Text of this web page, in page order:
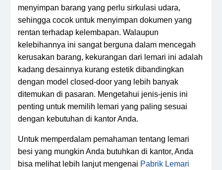
menyimpan barang yang perlu sirkulasi udara,
sehingga cocok untuk menyimpan dokumen yang
rentan terhadap kelembapan. Walaupun
kelebihannya ini sangat berguna dalam mencegah
kerusakan barang, kekurangan dari lemari ini adalah
kadang desainnya kurang estetik dibandingkan
dengan model closed-door yang lebih banyak
ditemukan di pasaran. Mengetahui jenis-jenis ini
penting untuk memilih lemari yang paling sesuai
dengan kebutuhan di kantor Anda.
Untuk memperdalam pemahaman tentang lemari
besi yang mungkin Anda butuhkan di kantor, Anda
bisa melihat lebih lanjut mengenai Pabrik Lemari